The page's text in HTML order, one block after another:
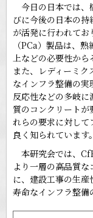
今日の日本では、
びに今後の日本の
が活発に行われてお
（PCa）製品は、
上などの必要性から
また、レディーミ
なインフラ整備の実
反応性などの多岐
質のコンクリートが
れらの要求に対して
良く知られています。
本研究会では、
より一層の高品質
に、建設工事の生
寿命なインフラ整備